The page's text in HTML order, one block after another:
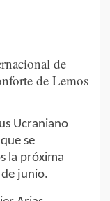
Ucraniano
se
la próxima
junio.